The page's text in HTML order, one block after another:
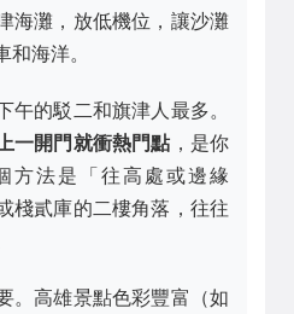
海灘，放低機位，讓沙灘
和海洋。
午的駁二和旗津人最多。
一開門就衝熱門點 ，是你
方法是「往高處或邊緣
棧貳庫的二樓角落，往往
。高雄景點色彩豐富（如